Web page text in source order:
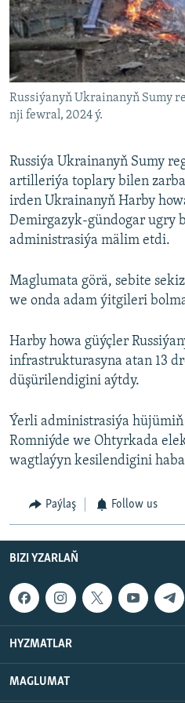
Russiýanyň Ukrainanyň Sumy
nji fewral, 2024 ý.
Russiýa Ukrainanyň Sumy
artilleriýa toplary bilen
irden Ukrainanyň Harby
Demirgazyk-gündogar ugry
administrasiýa mälim etdi.
Maglumata görä, sebite
we onda adam ýitgileri
Harby howa güýçler
infrastrukturasyna atan 13
düşürilendigini aýtdy.
Ýerli administrasiýa
Romniýde we Ohtyrkada
wagtlaýyn kesilendigini
Paýlaş Follow us
BIZI YZARLAŇ
HYZMATLAR
MAGLUMAT